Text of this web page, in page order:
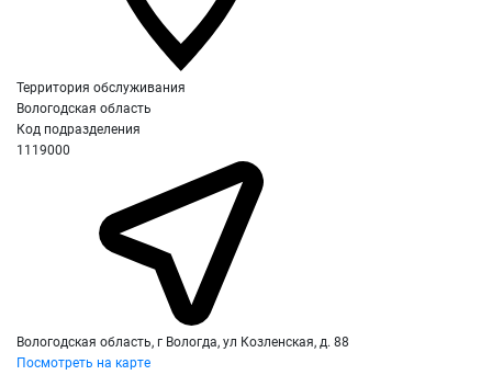
Территория обслуживания
Вологодская область
Код подразделения
1119000
Вологодская область, г Вологда, ул Козленская, д. 88
Посмотреть на карте